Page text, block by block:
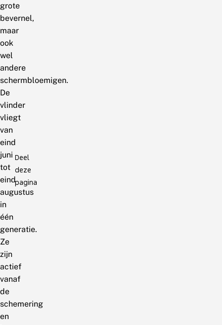
grote
bevernel,
maar
ook
wel
andere
schermbloemigen.
De
vlinder
vliegt
van
eind
juni
tot
eind
augustus
in
één
generatie.
Ze
zijn
actief
vanaf
de
schemering
en
Deel
deze
pagina